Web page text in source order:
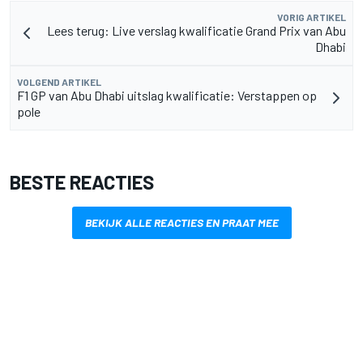
VORIG ARTIKEL
Lees terug: Live verslag kwalificatie Grand Prix van Abu
Dhabi
VOLGEND ARTIKEL
F1 GP van Abu Dhabi uitslag kwalificatie: Verstappen op
pole
BESTE REACTIES
BEKIJK ALLE REACTIES EN PRAAT MEE